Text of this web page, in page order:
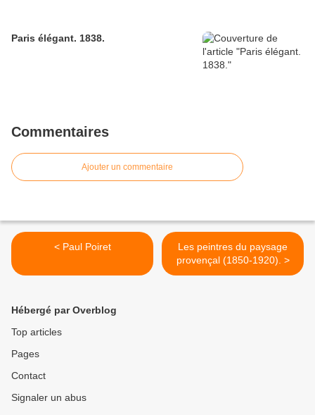
Paris élégant. 1838.
Commentaires
Ajouter un commentaire
< Paul Poiret
Les peintres du paysage
provençal (1850-1920). >
Hébergé par Overblog
Top articles
Pages
Contact
Signaler un abus